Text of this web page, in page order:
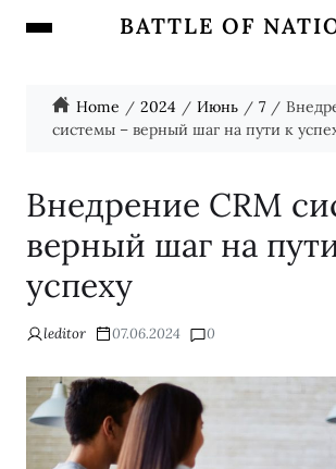
BATTLE OF
Home 2024 Июнь 7
системы – верный шаг на пути к
Внедрение CRM
верный шаг на
успеху
leditor 07.06.2024 0